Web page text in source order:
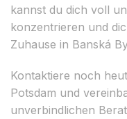
kannst du dich voll
konzentrieren und
Zuhause in Banská
Kontaktiere noch
Potsdam und
unverbindlichen